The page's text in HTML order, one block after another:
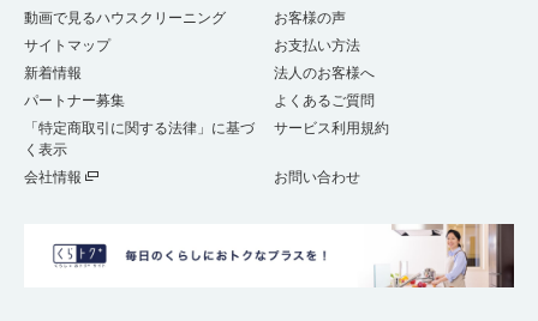
動画で見るハウスクリーニング
お客様の声
サイトマップ
お支払い方法
新着情報
法人のお客様へ
パートナー募集
よくあるご質問
「特定商取引に関する法律」に基づ
く表示
サービス利用規約
会社情報 お問い合わせ